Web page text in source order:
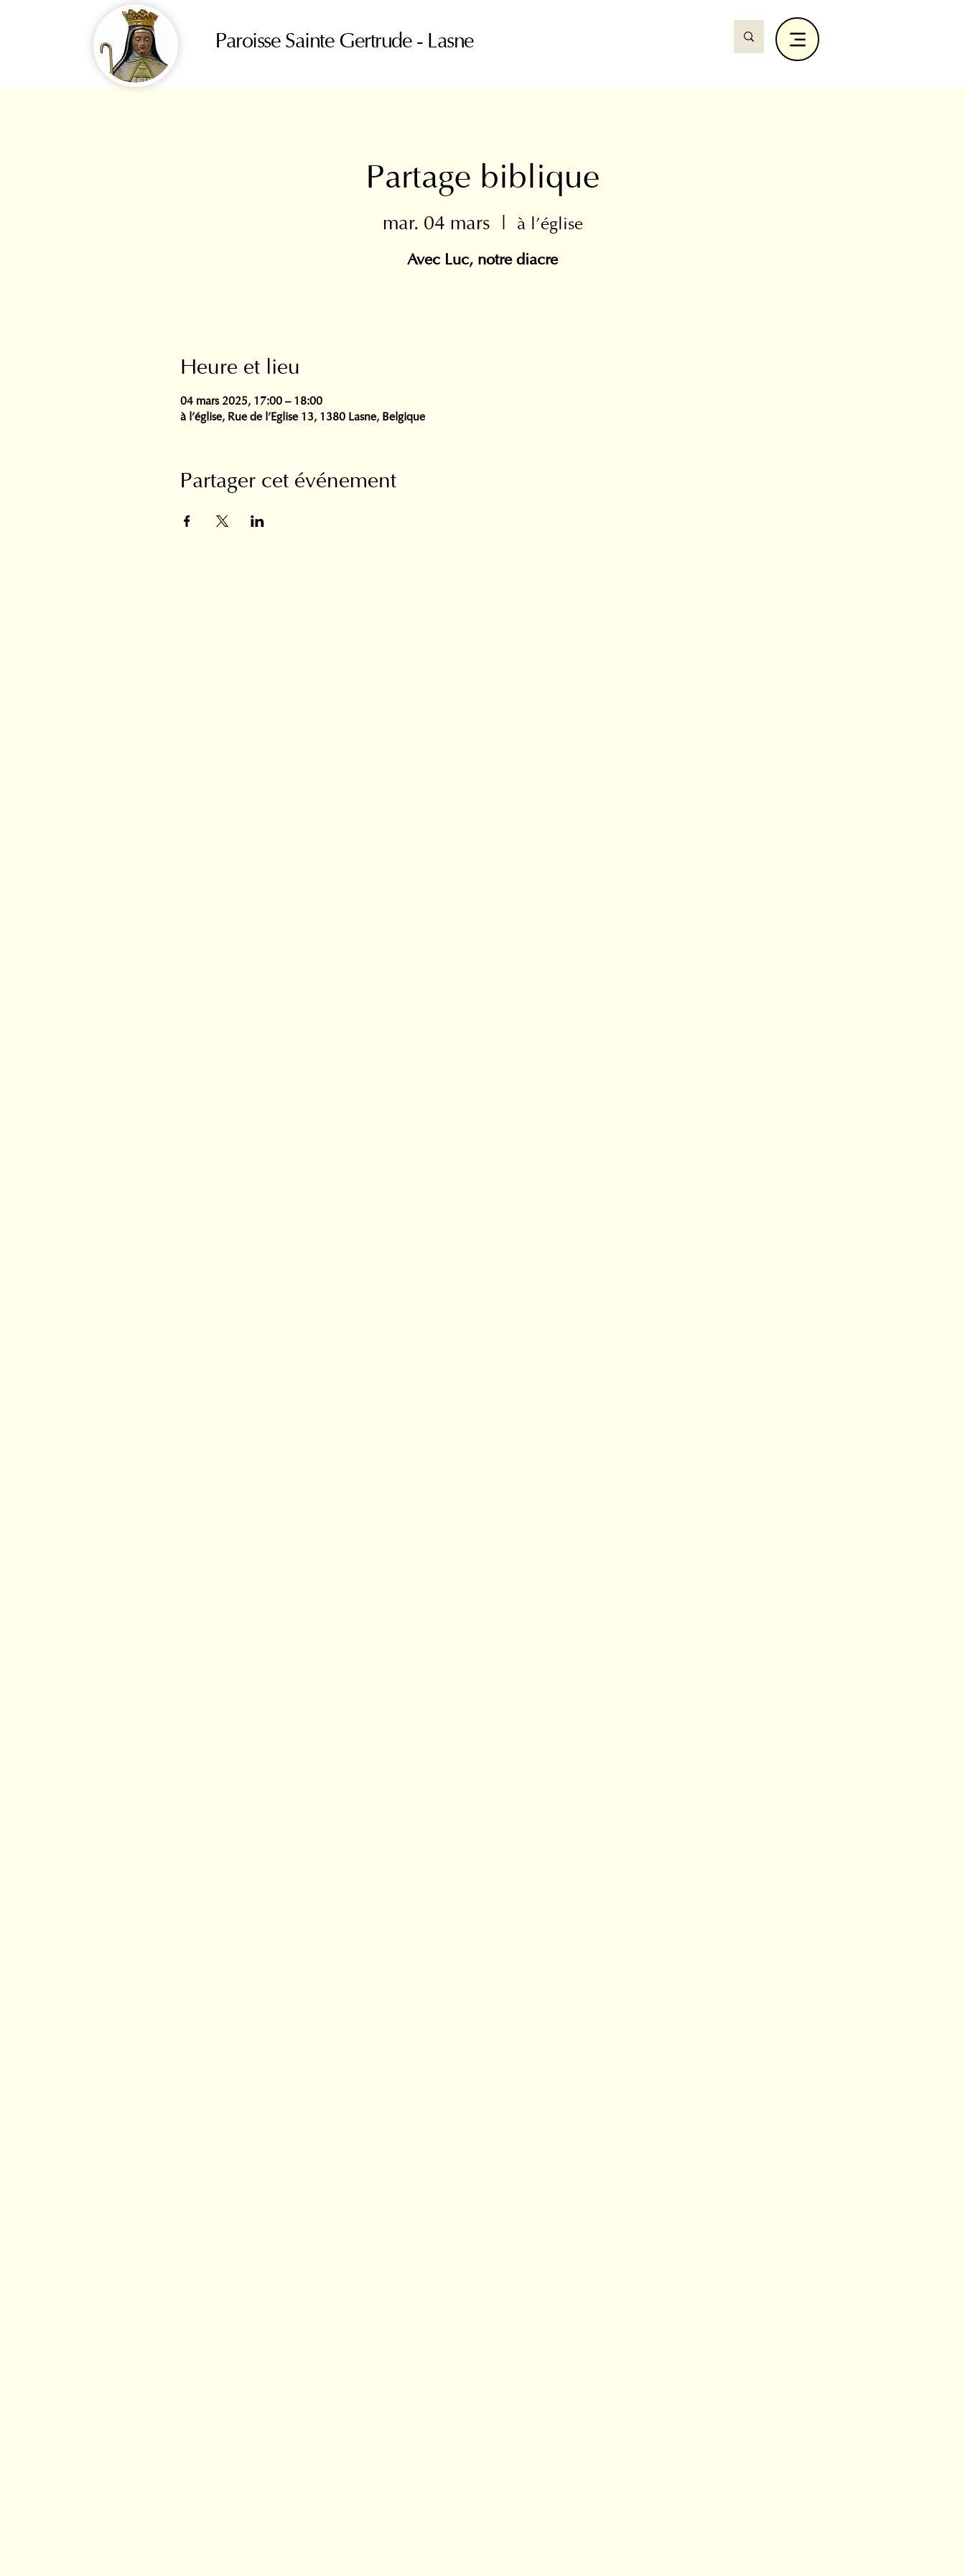
Paroisse Sainte Gertrude - Lasne
Partage biblique
mar. 04 mars
  |
à l'église
Avec Luc, notre diacre
Heure et lieu
04 mars 2025, 17:00 – 18:00
à l'église, Rue de l'Eglise 13, 1380 Lasne, Belgique
Partager cet événement